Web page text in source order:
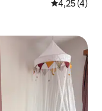
4,25 de
4,25 (4)